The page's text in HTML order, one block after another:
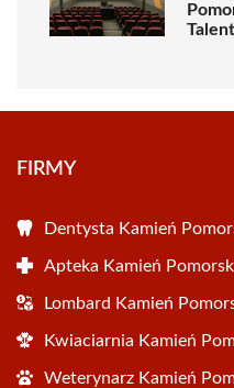
FIRMY
Dentysta Kamień
Apteka Kamień
Lombard Kamień
Kwiaciarnia Kamień
Weterynarz Kamień